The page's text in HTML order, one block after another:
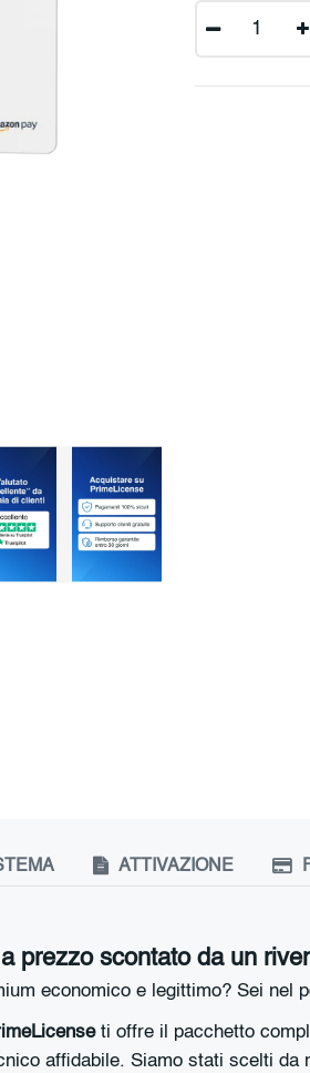
ATTIVAZIONE
prezzo scontato da un
economico e legittimo? Sei nel
ti offre il pacchetto
affidabile. Siamo stati scelti da